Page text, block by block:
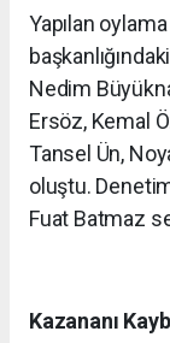
Yapılan
Nedim
Ersöz, Kemal
Tansel Ün,
oluştu.
Fuat Batmaz
Kazananı